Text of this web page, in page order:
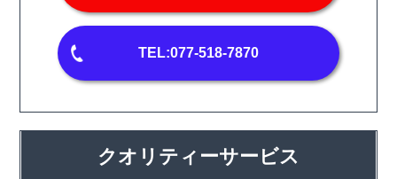
TEL:077-518-7870
クオリティーサービス